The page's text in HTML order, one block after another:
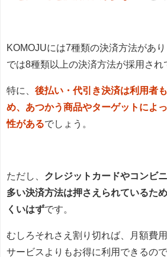
KOMOJUには7種類の決済方法があ
では8種類以上の決済方法が採用され
特に、 後払い・代引き決済は利用者
め、あつかう商品やターゲットによ
性があるでしょう。
ただし、 クレジットカードやコンビ
多い決済方法は押さえられているた
くいはずです。
むしろそれさえ割り切れば、月額費
サービスよりもお得に利用できるの